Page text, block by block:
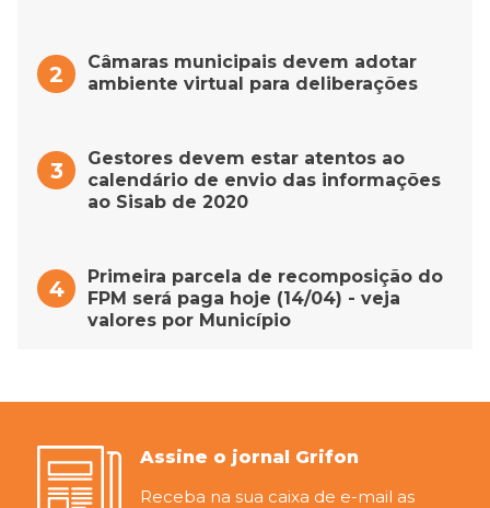
Câmaras municipais devem adotar
ambiente virtual para deliberações
Gestores devem estar atentos ao
calendário de envio das informações
ao Sisab de 2020
Primeira parcela de recomposição do
FPM será paga hoje (14/04) - veja
valores por Município
Assine o jornal Grifon
Receba na sua caixa de e-mail as